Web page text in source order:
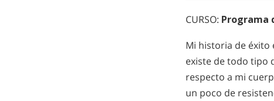
CURSO: Programa
Mi historia de éxito
existe de todo tipo
respecto a mi
un poco de